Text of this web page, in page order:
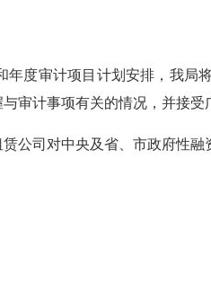
审计项目计划安排，我局
审计事项有关的情况，并接受
司对中央及省、市政府性融